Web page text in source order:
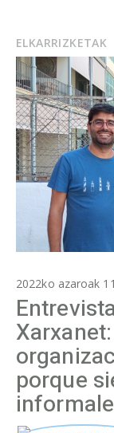
ELKARRIZKETAK
2022ko azaroak 11
porque